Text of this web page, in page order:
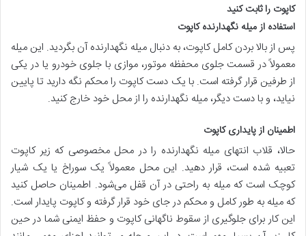
کاپوت را ثابت کنید
استفاده از میله نگهدارنده کاپوت
پس از بالا بردن کامل کاپوت، به دنبال میله نگهدارنده آن بگردید. این میله
معمولاً در قسمت جلوی محفظه موتور، موازی با جلوی خودرو یا در یکی
از طرفین قرار گرفته است. با یک دست کاپوت را محکم نگه دارید تا پایین
نیاید، و با دست دیگر، میله نگهدارنده را از محل خود خارج کنید.
اطمینان از پایداری کاپوت
حالا، قلاب انتهای میله نگهدارنده را در محل مخصوصی که زیر کاپوت
تعبیه شده است، قرار دهید. این محل معمولاً یک سوراخ یا یک شیار
کوچک است که میله به راحتی در آن قفل می‌شود. اطمینان حاصل کنید
که میله به طور کامل و محکم در جای خود قرار گرفته و کاپوت پایدار است.
این کار برای جلوگیری از سقوط ناگهانی کاپوت و حفظ ایمنی شما در حین